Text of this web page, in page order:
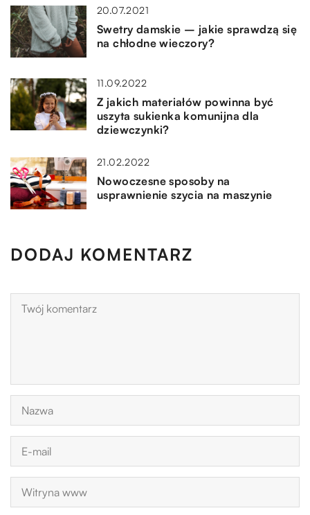
20.07.2021
Swetry damskie – jakie sprawdzą się
na chłodne wieczory?
11.09.2022
Z jakich materiałów powinna być
uszyta sukienka komunijna dla
dziewczynki?
21.02.2022
Nowoczesne sposoby na
usprawnienie szycia na maszynie
DODAJ KOMENTARZ